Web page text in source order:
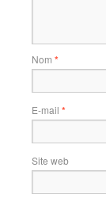
Nom *
E-mail *
Site web